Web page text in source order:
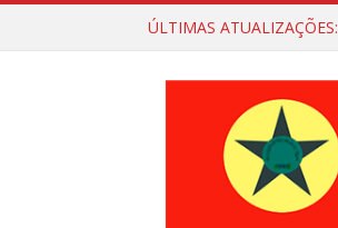
ÚLTIMAS ATUALIZAÇÕES: